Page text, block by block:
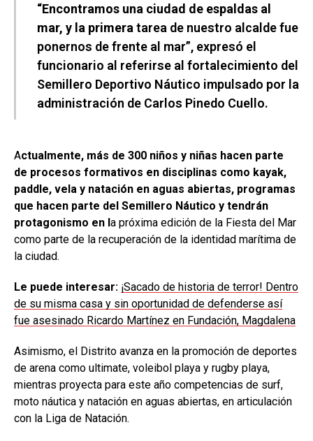
“Encontramos una ciudad de espaldas al
mar, y la primera tarea de nuestro alcalde fue
ponernos de frente al mar”, expresó el
funcionario al referirse al fortalecimiento del
Semillero Deportivo Náutico impulsado por la
administración de Carlos Pinedo Cuello.
Actualmente, más de 300 niños y niñas hacen parte
de procesos formativos en disciplinas como kayak,
paddle, vela y natación en aguas abiertas, programas
que hacen parte del Semillero Náutico y tendrán
protagonismo en la próxima edición de la Fiesta del Mar
como parte de la recuperación de la identidad marítima de
la ciudad.
Le puede interesar: ¡Sacado de historia de terror! Dentro
de su misma casa y sin oportunidad de defenderse así
fue asesinado Ricardo Martínez en Fundación, Magdalena
Asimismo, el Distrito avanza en la promoción de deportes
de arena como ultimate, voleibol playa y rugby playa,
mientras proyecta para este año competencias de surf,
moto náutica y natación en aguas abiertas, en articulación
con la Liga de Natación.